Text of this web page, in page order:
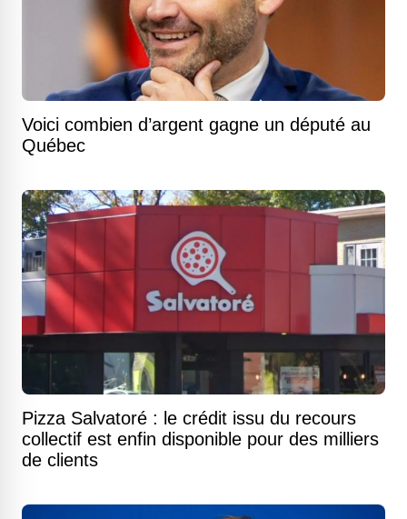
Voici combien d’argent gagne un député au
Québec
Pizza Salvatoré : le crédit issu du recours
collectif est enfin disponible pour des milliers
de clients